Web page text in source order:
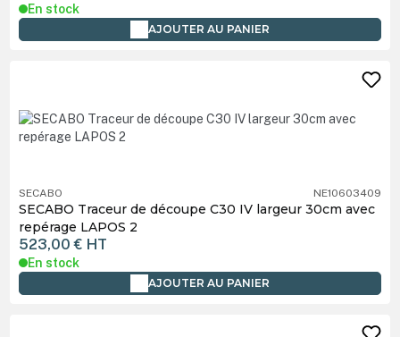
En stock
AJOUTER AU PANIER
SECABO NE10603409
SECABO Traceur de découpe C30 IV largeur 30cm avec
repérage LAPOS 2
523,00 € HT
En stock
AJOUTER AU PANIER